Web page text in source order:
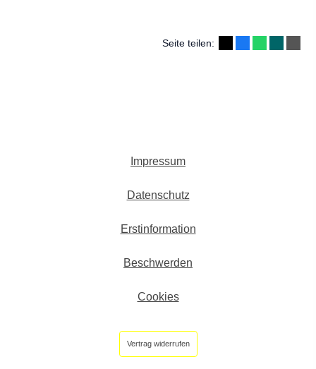
Seite teilen:
Impressum
Datenschutz
Erstinformation
Beschwerden
Cookies
Vertrag widerrufen